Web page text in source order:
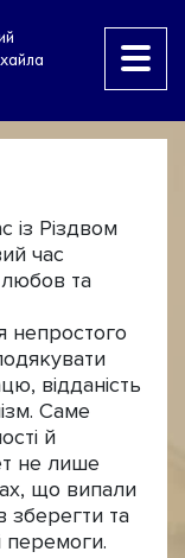
із Різдвом
час
та
відданість
Саме
й
не лише
що випали
зберегти та
перемоги.